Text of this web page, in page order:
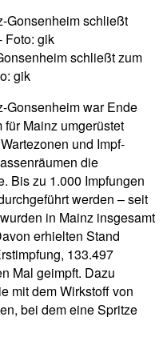
schließt zum
gik
Gonsenheim war Ende
Mainz umgerüstet
und Impf-
die
Bis zu 1.000 Impfungen
werden – seit
in Mainz insgesamt
erhielten Stand
133.497
Mal geimpft. Dazu
mit dem Wirkstoff von
bei dem eine Spritze